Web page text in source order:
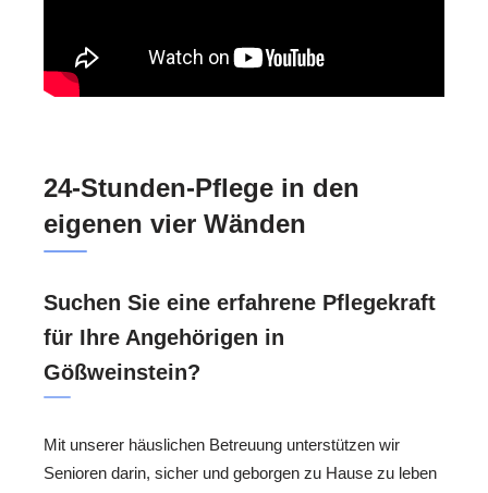
24-Stunden-Pflege in den
eigenen vier Wänden
Suchen Sie eine erfahrene Pflegekraft
für Ihre Angehörigen in
Gößweinstein?
Mit unserer häuslichen Betreuung unterstützen wir
Senioren darin, sicher und geborgen zu Hause zu leben